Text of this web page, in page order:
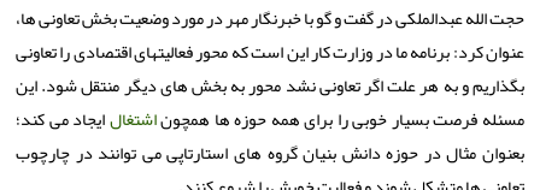
حجت الله عبدالملکی در گفت و گو با خبرنگار مهر در مورد وضعیت بخش تعاونی ها،
عنوان کرد: برنامه ما در وزارت کار این است که محور فعالیتهای اقتصادی را تعاونی
بگذاریم و به هر علت اگر تعاونی نشد محور به بخش های دیگر منتقل شود. این
مسئله فرصت بسیار خوبی را برای همه حوزه ها همچوناشتغالایجاد می کند؛
بعنوان مثال در حوزه دانش بنیان گروه های استارتاپی می توانند در چارچوب